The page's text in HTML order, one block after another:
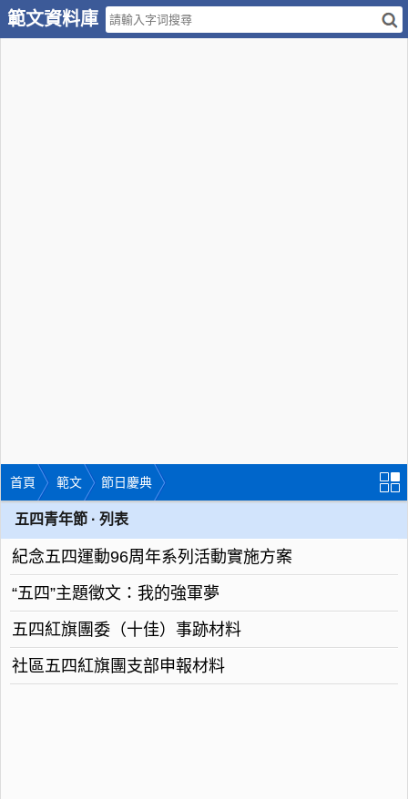
範文資料庫
首頁 範文 節日慶典
五四青年節 · 列表
紀念五四運動96周年系列活動實施方案
“五四”主題徵文：我的強軍夢
五四紅旗團委（十佳）事跡材料
社區五四紅旗團支部申報材料